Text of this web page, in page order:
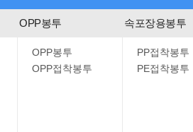
OPP봉투 속포장용봉투
OPP봉투
OPP접착봉투
PP접착봉투
PE접착봉투